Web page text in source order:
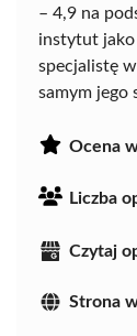
– 4,9 na
instytut jako
specjalistę
samym jego
Ocena
Liczba
Czytaj
Strona